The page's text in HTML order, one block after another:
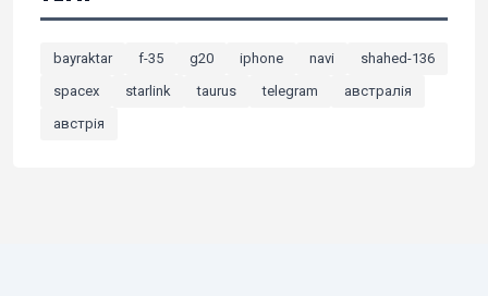
bayraktar f-35 g20 iphone navi
shahed-136
spacex
starlink taurus telegram
австралія
австрія